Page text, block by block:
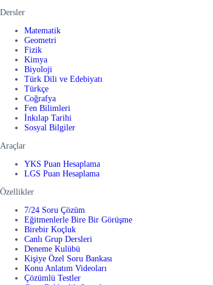
Dersler
Matematik
Geometri
Fizik
Kimya
Biyoloji
Türk Dili ve Edebiyatı
Türkçe
Coğrafya
Fen Bilimleri
İnkılap Tarihi
Sosyal Bilgiler
Araçlar
YKS Puan Hesaplama
LGS Puan Hesaplama
Özellikler
7/24 Soru Çözüm
Eğitmenlerle Bire Bir Görüşme
Birebir Koçluk
Canlı Grup Dersleri
Deneme Kulübü
Kişiye Özel Soru Bankası
Konu Anlatım Videoları
Çözümlü Testler